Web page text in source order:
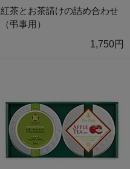
紅茶とお茶請けの詰め合わせ
（弔事用）
1,750円